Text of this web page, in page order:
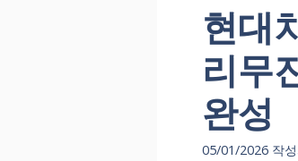
현대
리무
완성
05/01/2026 작